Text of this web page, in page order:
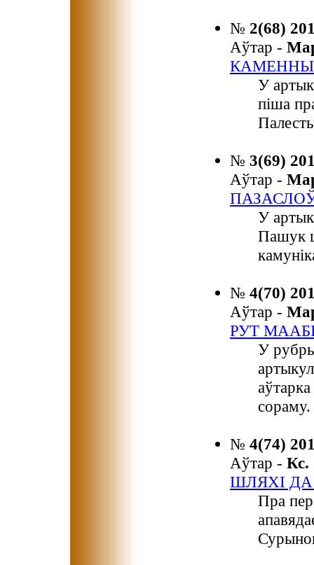
№ 2(68)
Аўтар -
У
піша
№ 3(69)
Аўтар -
У
Пашук
№ 4(70)
Аўтар -
РУТ
У
сораму.
№ 4(74)
Аўтар -
ШЛЯХІ
Пра